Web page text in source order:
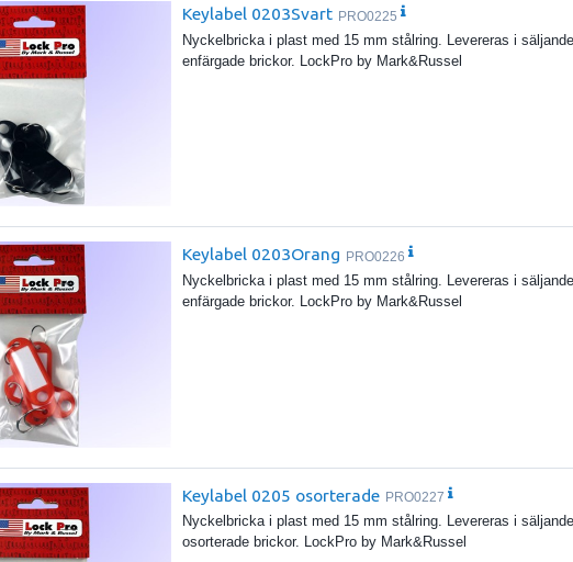
Keylabel 0203Svart PRO0225
Nyckelbricka i plast med 15 mm stålring. Levereras i
enfärgade brickor. LockPro by Mark&Russel
Keylabel 0203Orang PRO0226
Nyckelbricka i plast med 15 mm stålring. Levereras i
enfärgade brickor. LockPro by Mark&Russel
Keylabel 0205 osorterade PRO0227
Nyckelbricka i plast med 15 mm stålring. Levereras i
osorterade brickor. LockPro by Mark&Russel